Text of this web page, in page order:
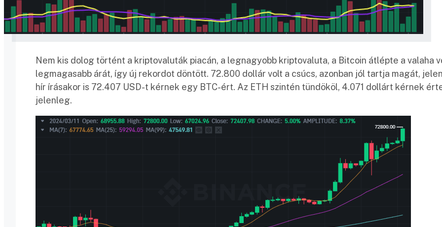
Nem kis dolog történt a kriptovaluták piacán, a legnagyobb kriptovaluta, a Bitcoin átlépte a valaha
legmagasabb árát, így új rekordot döntött. 72.800 dollár volt a csúcs, azonban jól tartja magát,
hír írásakor is 72.407 USD-t kérnek egy BTC-ért. Az ETH szintén tündököl, 4.071 dollárt kérnek
jelenleg.